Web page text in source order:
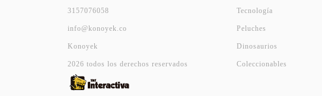
3157076058
info@konoyek.co
Konoyek
2026 todos los derechos reservados
Tecnología
Peluches
Dinosaurios
Coleccionables